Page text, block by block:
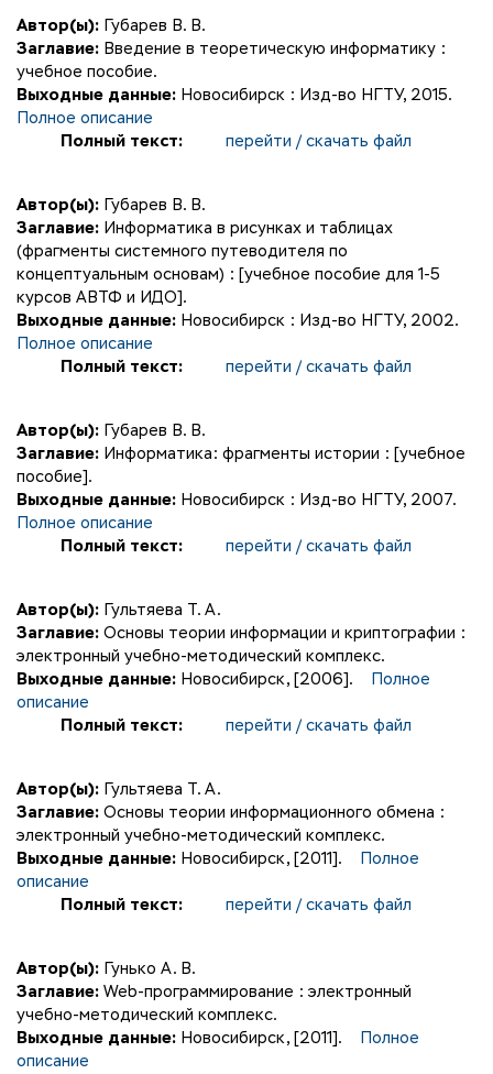
Автор(ы): Губарев В. В.
Заглавие: Введение в теоретическую информатику :
учебное пособие.
Выходные данные: Новосибирск : Изд-во НГТУ, 2015.
Полное описание
Полный текст:
перейти / скачать файл
Автор(ы): Губарев В. В.
Заглавие: Информатика в рисунках и таблицах
(фрагменты системного путеводителя по
концептуальным основам) : [учебное пособие для 1-5
курсов АВТФ и ИДО].
Выходные данные: Новосибирск : Изд-во НГТУ, 2002.
Полное описание
Полный текст:
перейти / скачать файл
Автор(ы): Губарев В. В.
Заглавие: Информатика: фрагменты истории : [учебное
пособие].
Выходные данные: Новосибирск : Изд-во НГТУ, 2007.
Полное описание
Полный текст:
перейти / скачать файл
Автор(ы): Гультяева Т. А.
Заглавие: Основы теории информации и криптографии :
электронный учебно-методический комплекс.
Выходные данные: Новосибирск, [2006].
Полное
описание
Полный текст:
перейти / скачать файл
Автор(ы): Гультяева Т. А.
Заглавие: Основы теории информационного обмена :
электронный учебно-методический комплекс.
Выходные данные: Новосибирск, [2011].
Полное
описание
Полный текст:
перейти / скачать файл
Автор(ы): Гунько А. В.
Заглавие: Web-программирование : электронный
учебно-методический комплекс.
Выходные данные: Новосибирск, [2011].
Полное
описание